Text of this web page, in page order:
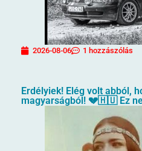
2026-08-06 1 hozzászólás
Erdélyiek! Elég volt abból,
magyarságból! 💔🇭🇺 Ez